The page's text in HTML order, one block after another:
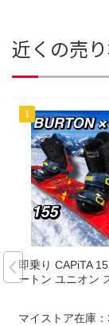
近くの売
即乗り CAPiTA
ートン ユニオン
マイストア在庫：